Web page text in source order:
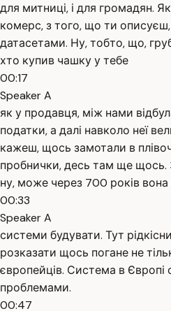
для митниці, і для громадян.
комерс, з того, що ти
датасетами. Ну, тобто, що,
хто купив чашку у тебе
00:17
Speaker A
як у продавця, між нами
податки, а далі навколо неї
кажеш, щось замотали в
пробнички, десь там ще
ну, може через 700 років вона
00:33
Speaker A
системи будувати. Тут
розказати щось погане не
європейців. Система в Європі
проблемами.
00:47